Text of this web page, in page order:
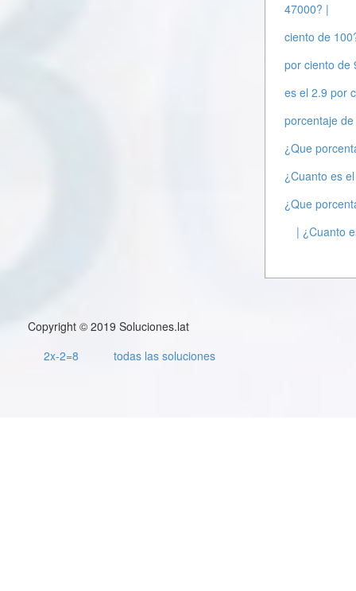
47000? |
ciento de
por ciento de
es el 2.9 por
porcentaje
¿Que
¿Cuanto es
¿Que
| ¿Cuanto
Copyright © 2019 Soluciones.lat
2x-2=8
todas las soluciones